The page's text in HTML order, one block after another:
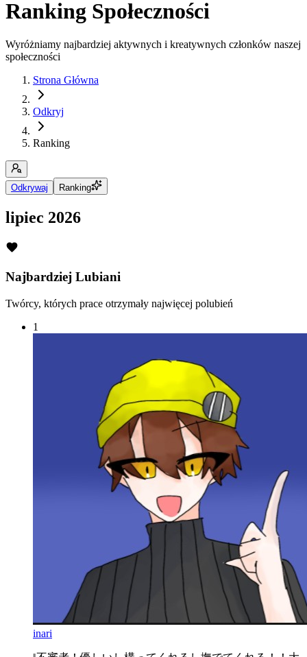
Ranking Społeczności
Wyróżniamy najbardziej aktywnych i kreatywnych członków naszej
społeczności
Strona Główna
Odkryj
Ranking
Odkrywaj Ranking
lipiec 2026
Najbardziej Lubiani
Twórcy, których prace otrzymały najwięcej polubień
1
inari